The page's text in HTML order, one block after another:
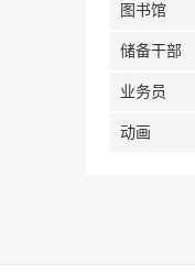
图书馆
储备干部
业务员
动画